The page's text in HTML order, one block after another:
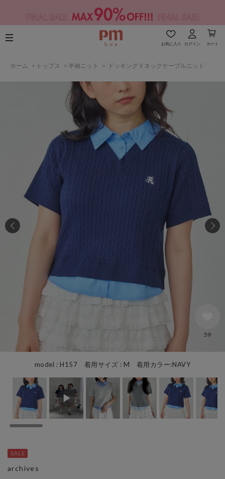
お気に入り ログイン カート
ホーム > トップス > 半袖ニット > ’ドッキングＶネックケーブルニット’
model : H157 着用サイズ : M 着用カラー:NAVY
59
archives